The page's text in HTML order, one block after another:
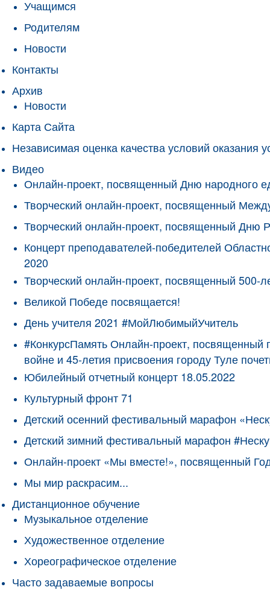
Учащимся
Родителям
Новости
Контакты
Архив
Новости
Карта Сайта
Независимая оценка качества условий оказания
Видео
Онлайн-проект, посвященный Дню народного
Творческий онлайн-проект, посвященный
Творческий онлайн-проект, посвященный Дню
Концерт преподавателей-победителей
2020
Творческий онлайн-проект, посвященный 500-
Великой Победе посвящается!
День учителя 2021 #МойЛюбимыйУчитель
#КонкурсПамять Онлайн-проект,
войне и 45-летия присвоения городу Туле
Юбилейный отчетный концерт 18.05.2022
Культурный фронт 71
Детский осенний фестивальный марафон
Детский зимний фестивальный марафон
Онлайн-проект «Мы вместе!», посвященный
Мы мир раскрасим...
Дистанционное обучение
Музыкальное отделение
Художественное отделение
Хореографическое отделение
Часто задаваемые вопросы